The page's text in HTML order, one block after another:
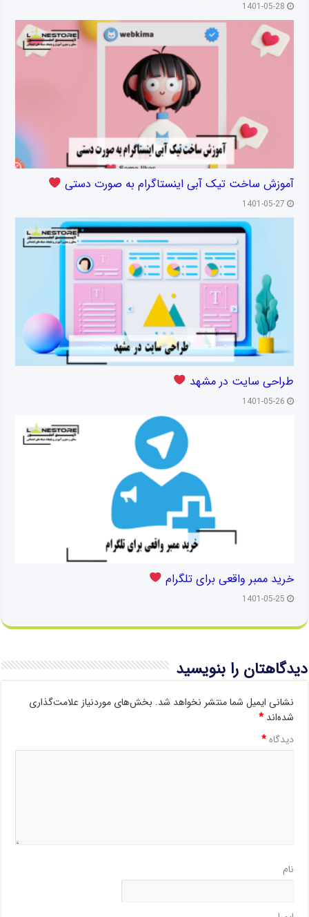
1401-05-28
آموزش ساخت تیک آبی اینستاگرام به صورت دستی
1401-05-27
طراحی سایت در مشهد
1401-05-26
خرید ممبر واقعی برای تلگرام
1401-05-25
دیدگاهتان را بنویسید
نشانی ایمیل شما منتشر نخواهد شد. بخش‌های موردنیاز علامت‌گذاری
شده‌اند*
دیدگاه*
نام